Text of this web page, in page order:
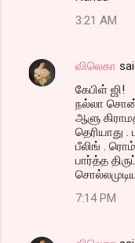
3:21 AM
விலெகா
கேபிள் ஜி!
நல்லா
ஆளு
தெரியாது .
பீலிங் .
பார்த்த
7:14 PM